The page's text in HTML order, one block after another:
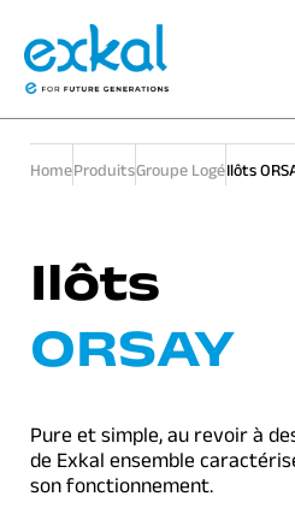
HomeProduitsGroupe LogéIlôts
Ilôts
ORSAY
Pure et simple, au revoir à
de Exkal ensemble
son fonctionnement.